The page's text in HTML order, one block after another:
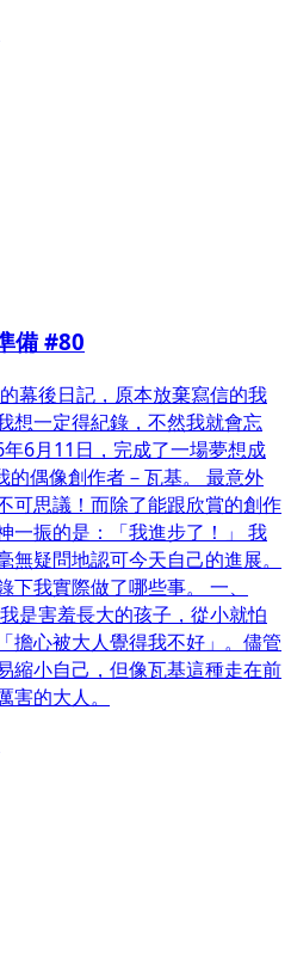
備 #80
幕後日記，原本放棄寫信的我
想一定得紀錄，不然我就會忘
6月11日，完成了一場夢想成
偶像創作者－瓦基。 最意外
可思議！而除了能跟欣賞的創作
一振的是：「我進步了！」 我
疑問地認可今天自己的進展。
我實際做了哪些事。 一、
是害羞長大的孩子，從小就怕
擔心被大人覺得我不好」。儘管
縮小自己，但像瓦基這種走在前
的大人。